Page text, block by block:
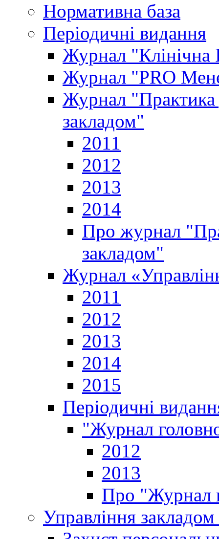
Нормативна база
Періодичні видання
Журнал "Клінічна
Журнал "PRO
Журнал "Практика
закладом"
2011
2012
2013
2014
Про журнал
закладом"
Журнал
2011
2012
2013
2014
2015
Періодичні
"Журнал
2012
2013
Про "Журнал
Управління